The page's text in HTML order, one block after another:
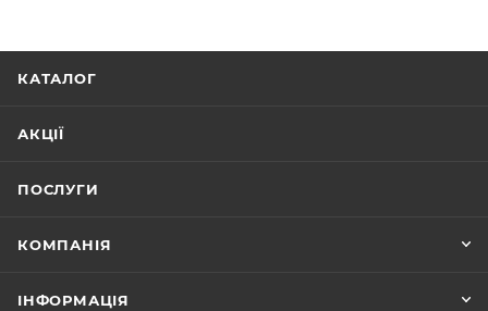
КАТАЛОГ
АКЦІЇ
ПОСЛУГИ
КОМПАНІЯ
ІНФОРМАЦІЯ